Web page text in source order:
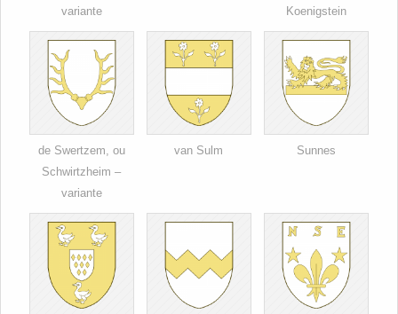
variante
Koenigstein
de Swertzem, ou
Schwirtzheim –
variante
van Sulm Sunnes